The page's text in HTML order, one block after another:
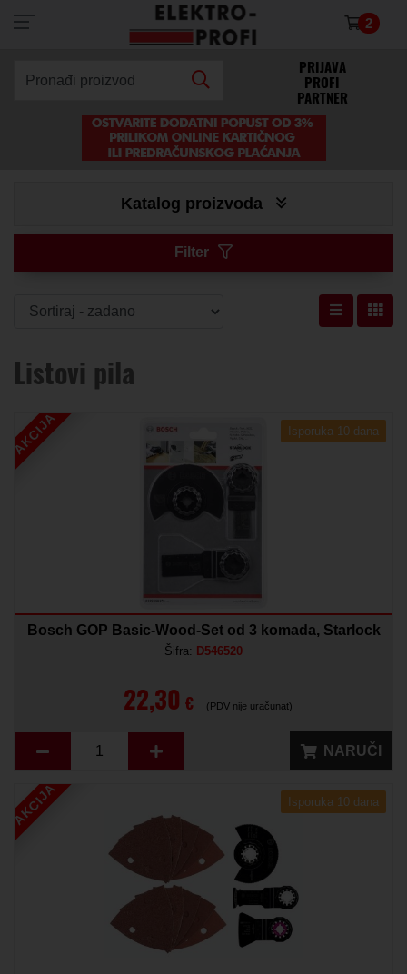
×
2
Pronađi proizvod
PRIJAVA
PROFI
PARTNER
Katalog proizvoda
Filter
Listovi pila
AKCIJA Isporuka 10 dana
Bosch GOP Basic-Wood-Set od 3 komada, Starlock
Šifra: D546520
22,30 € (PDV nije uračunat)
NARUČI
AKCIJA Isporuka 10 dana